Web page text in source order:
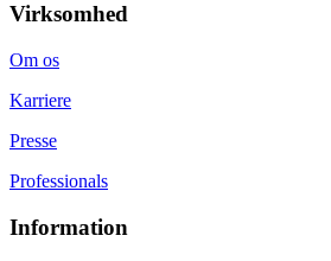
Virksomhed
Om os
Karriere
Presse
Professionals
Information